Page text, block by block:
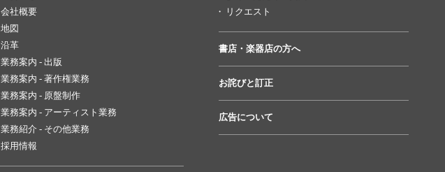
会社概要
地図
沿革
業務案内 - 出版
業務案内 - 著作権業務
業務案内 - 原盤制作
業務案内 - アーティスト業務
業務紹介 - その他業務
採用情報
リクエスト
書店・楽器店の方へ
お詫びと訂正
広告について